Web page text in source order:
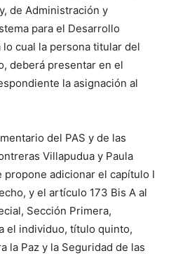
de Administración y
para el Desarrollo
cual la persona titular del
deberá presentar en el
la asignación al
del PAS y de las
Villapudua y Paula
propone adicionar el capítulo I
y el artículo 173 Bis A al
Sección Primera,
el individuo, título quinto,
la Paz y la Seguridad de las